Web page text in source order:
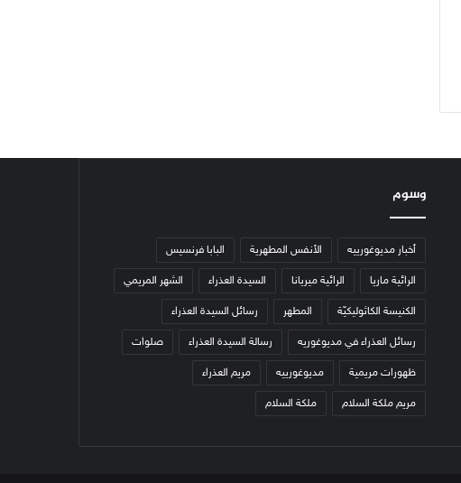
وسوم
أخبار مديوغورييه الأنفس المطهرية البابا فرنسيس
الرائية ماريا الرائية ميريانا السيدة العذراء الشهر المريمي
الكنيسة الكاثوليكيّة المطهر رسائل السيدة العذراء
رسائل العذراء في مديوغوريه رسالة السيدة العذراء صلوات
ظهورات مريمية مديوغورييه مريم العذراء
مريم ملكة السلام ملكة السلام